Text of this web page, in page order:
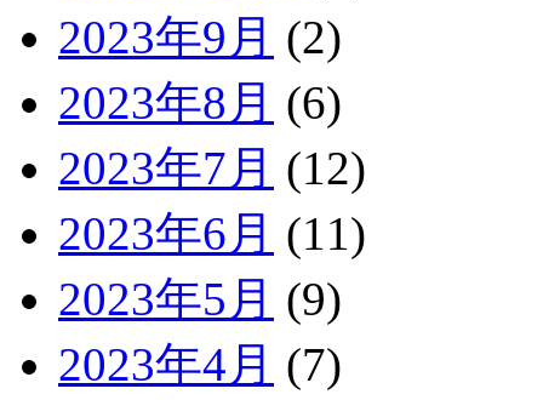
2023年9月 (2)
2023年8月 (6)
2023年7月 (12)
2023年6月 (11)
2023年5月 (9)
2023年4月 (7)